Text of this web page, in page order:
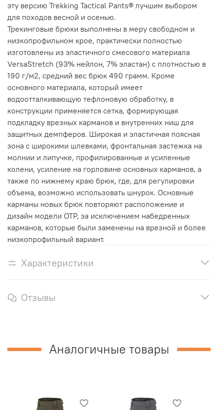
эту версию Trekking Tactical Pants® лучшим выбором
для походов весной и осенью.
Трекинговые брюки выполнены в меру свободном и
низкопрофильном крое, практически полностью
изготовлены из эластичного смесового материала
VersaStretch (93% нейлон, 7% эластан) с плотностью в
190 г/м2, средний вес брюк 490 грамм. Кроме
основного материала, который имеет
водоотталкивающую тефлоновую обработку, в
конструкции применяется сетка, формирующая
подкладку врезных карманов и внутренних ниш для
защитных демпферов. Широкая и эластичная поясная
зона с широкими шлевками, фронтальная застежка на
молнии и липучке, профилированные и усиленные
колени, усиление на горловине основных карманов, а
также по нижнему краю брюк, где, для регулировки
объема, возможно использовать шнурок. Основные
карманы новых брюк повторяют расположение и
дизайн модели OTP, за исключением набедренных
карманов, которые были заменены на врезной и более
низкопрофильный вариант.
Характеристики
Отзывы
Аналогичные товары